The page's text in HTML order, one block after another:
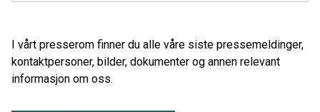
I vårt presserom finner du alle våre siste pressemeldinger,
kontaktpersoner, bilder, dokumenter og annen relevant
informasjon om oss.